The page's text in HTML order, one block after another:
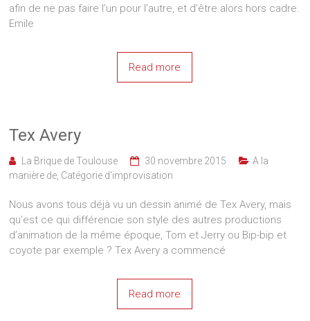
afin de ne pas faire l’un pour l’autre, et d’être alors hors cadre.
Emile
Read more
Tex Avery
La Brique de Toulouse 30 novembre 2015
A la
manière de Catégorie d'improvisation
Nous avons tous déjà vu un dessin animé de Tex Avery, mais
qu’est ce qui différencie son style des autres productions
d’animation de la même époque, Tom et Jerry ou Bip-bip et
coyote par exemple ? Tex Avery a commencé
Read more